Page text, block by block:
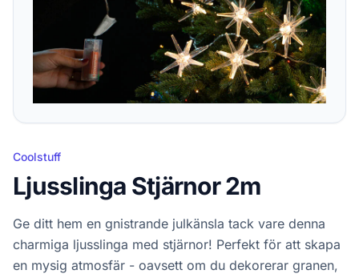
Coolstuff
Ljusslinga Stjärnor 2m
Ge ditt hem en gnistrande julkänsla tack vare denna
charmiga ljusslinga med stjärnor! Perfekt för att skapa
en mysig atmosfär - oavsett om du dekorerar granen,